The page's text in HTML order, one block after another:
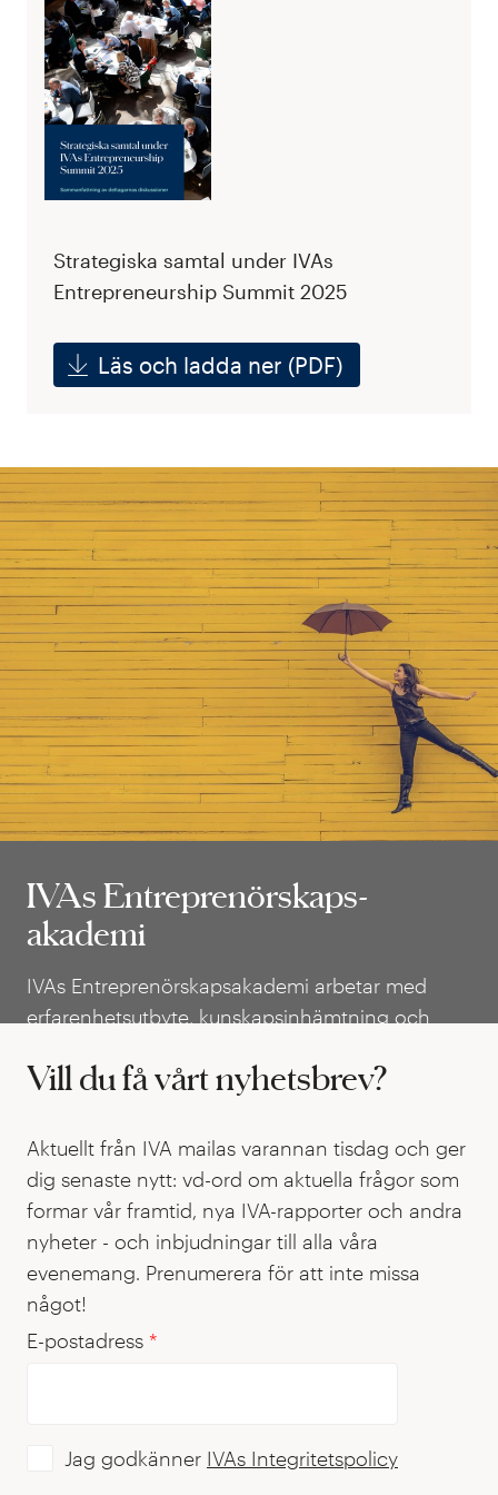
Strategiska samtal under IVAs
Entrepreneurship Summit 2025
Läs och ladda ner (PDF)
IVAs Entreprenörskaps­­
akademi
IVAs Entreprenörskapsakademi arbetar med
erfarenhetsutbyte, kunskapsinhämtning och
entreprenörskap och stimulera till fler
IVAs Entreprenörskaps­­
Vill du få vårt nyhetsbrev?
Aktuellt från IVA mailas varannan tisdag och ger
dig senaste nytt: vd-ord om aktuella frågor som
formar vår framtid, nya IVA-rapporter och andra
nyheter - och inbjudningar till alla våra
evenemang. Prenumerera för att inte missa
något!
E-postadress *
Jag godkänner IVAs Integritetspolicy